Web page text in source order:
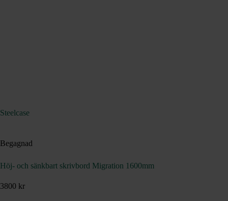
Steelcase
Begagnad
Höj- och sänkbart skrivbord Migration 1600mm
3800 kr